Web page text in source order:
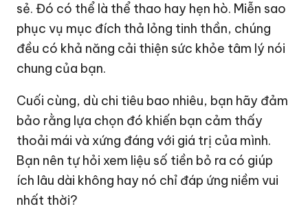
sẻ. Đó có thể là thể thao hay hẹn hò. Miễn sao
phục vụ mục đích thả lỏng tinh thần, chúng
đều có khả năng cải thiện sức khỏe tâm lý nói
chung của bạn.
Cuối cùng, dù chi tiêu bao nhiêu, bạn hãy đảm
bảo rằng lựa chọn đó khiến bạn cảm thấy
thoải mái và xứng đáng với giá trị của mình.
Bạn nên tự hỏi xem liệu số tiền bỏ ra có giúp
ích lâu dài không hay nó chỉ đáp ứng niềm vui
nhất thời?